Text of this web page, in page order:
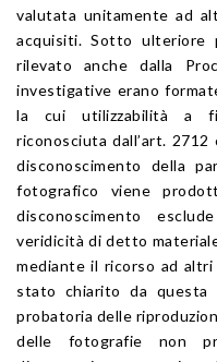
valutata unitamente ad
acquisiti. Sotto ulteriore
rilevato anche dalla
investigative erano
la cui utilizzabilità a
riconosciuta dall’art. 2712
disconoscimento della
fotografico viene
disconoscimento
veridicità di detto
mediante il ricorso ad
stato chiarito da questa
probatoria delle
delle fotografie non